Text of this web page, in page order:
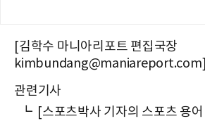
[김학수 마니아리포트 편집국장
kimbundang@maniareport.com]
관련기사
┗